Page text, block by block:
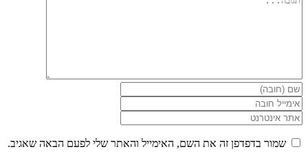
שמור בדפדפן זה את השם, האימייל והאתר שלי לפעם הבאה שאגיב.